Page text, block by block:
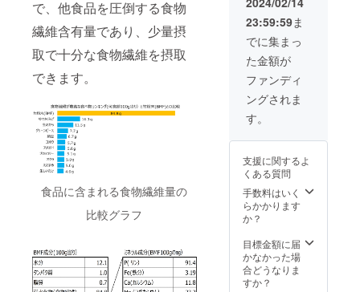
で、他食品を圧倒する食物
繊維含有量であり、少量摂
取で十分な食物繊維を摂取
できます。
食品に含まれる食物繊維量の
比較グラフ
成分、
アーモ
ンドを
含む）
■チョ
コクッ
キー：
小麦粉
（小麦
ター、
砂糖、
チョコ
レー
機くる
み、
アーモ
ンド
竹
スプ
レー
38ml×2
本 [BMF
入り
クッ
キー] ・
射日光
と高温
多湿を
避けて
冷暗所
にて保
い。 ・
消費期
限：製
サイ
ズ：約
41cm×
39cm
・保存
方法：
常温 ・
賞味期
開封）
※送料込
みの価
格で
す。 ※
写真は
す。
や口に
入れた
ときの
違和感
もない
ので、
他の食
材の味
に、簡
物繊維
を摂取
できま
す。 通
常の小
同様に
お使い
いただ
けま
に必要
な食物
繊維を
摂取す
ること
ができ
ます。
青臭さ
ときの
もない
ので、
他の食
材の味
を損な
に、簡
単に食
物繊維
を摂取
23:59:59ま
でに集まっ
た金額が
ファンディ
ングされま
す。
支援に関するよ
くある質問
手数料はいく
らかかります
か？
目標金額に届
かなかった場
合どうなりま
すか？